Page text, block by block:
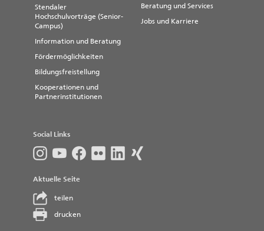
Stendaler
Hochschulvorträge (Senior-
Campus)
Information und Beratung
Fördermöglichkeiten
Bildungsfreistellung
Kooperationen und
Partnerinstitutionen
Beratung und Services
Jobs und Karriere
Social Links
Aktuelle Seite
teilen
drucken